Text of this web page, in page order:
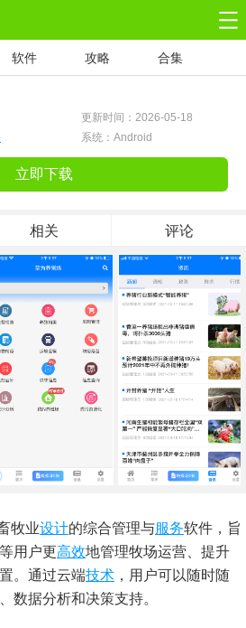
软件 攻略 合集
更新时间：2026-05-18
系统：Android
立即下载
相关 评论
牧业设计的综合管理与服务软件，旨
用户更高效地管理牧场运营、提升
。通过云端技术 ，用户可以随时随
、数据分析和决策支持。